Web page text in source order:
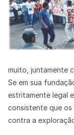
muito, juntamente
Se em sua
estritamente legal
consistente que os
contra a